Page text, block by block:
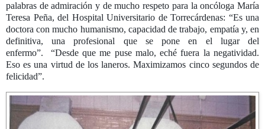
palabras de admiración y de mucho respeto para la oncóloga María
Teresa Peña, del Hospital Universitario de Torrecárdenas: “Es una
doctora con mucho humanismo, capacidad de trabajo, empatía y, en
definitiva, una profesional que se pone en el lugar del
enfermo”. “Desde que me puse malo, eché fuera la negatividad.
Eso es una virtud de los laneros. Maximizamos cinco segundos de
felicidad”.